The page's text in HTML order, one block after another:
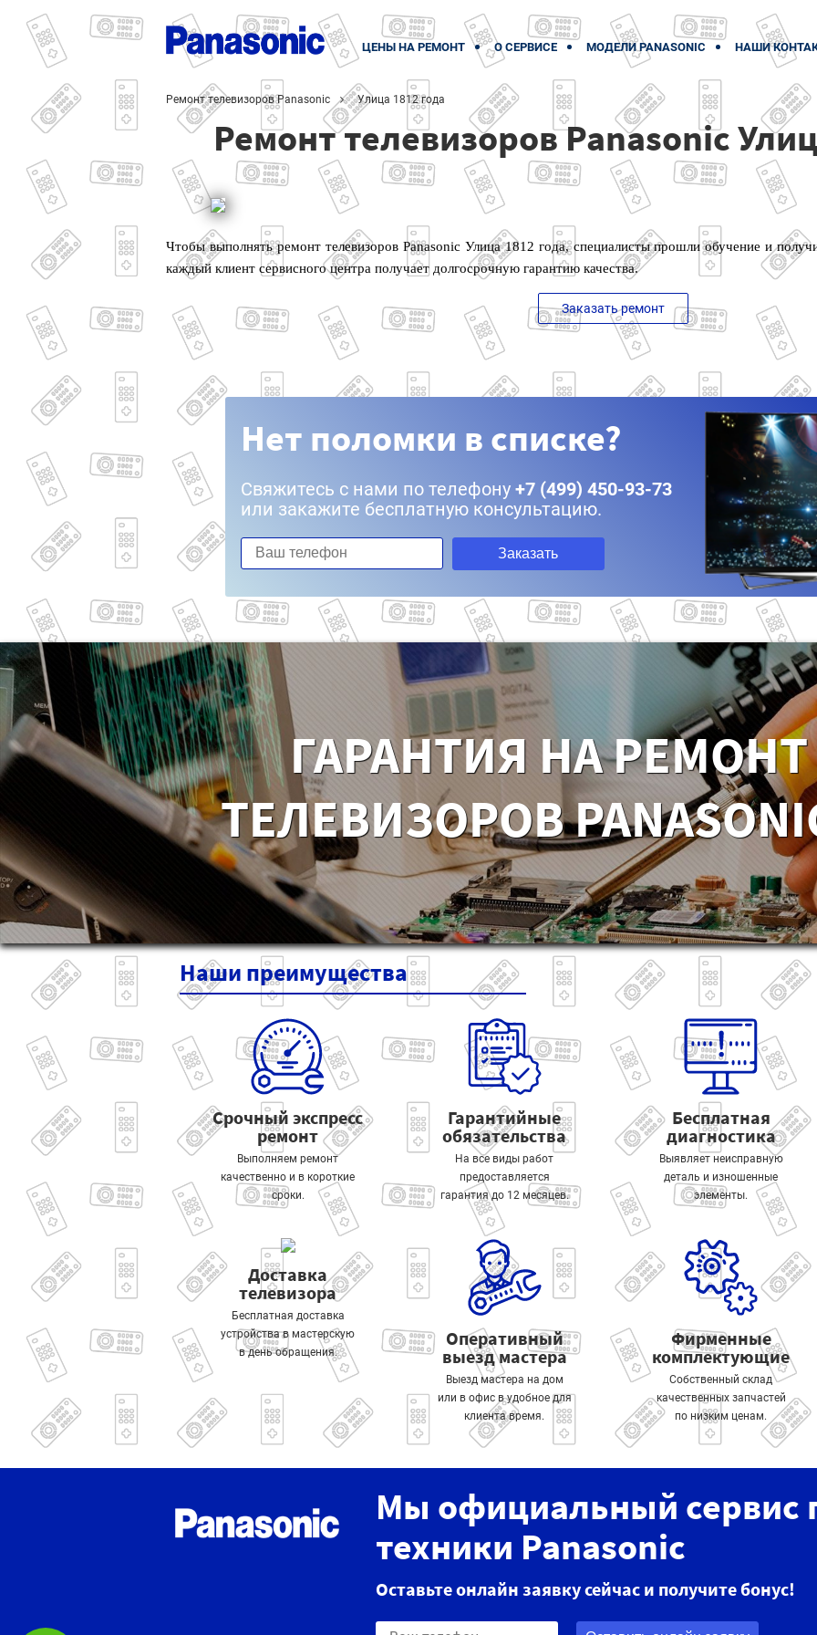
ЦЕНЫ НА РЕМОНТ О СЕРВИСЕ МОДЕЛИ PANASONIC НАШИ
Ремонт телевизоров Panasonic Улица 1812 года
Ремонт телевизоров Panasonic
Чтобы выполнять ремонт телевизоров Panasonic Улица 1812 года, специалисты прошли обучение и
каждый клиент сервисного центра получает долгосрочную гарантию качества.
Заказать ремонт
Нет поломки в списке?
Свяжитесь с нами по телефону +7 (499) 450-93-73
или закажите бесплатную консультацию.
Заказать
ГАРАНТИЯ НА РЕМОНТ
ТЕЛЕВИЗОРОВ
Наши преимущества
Срочный экспресс
ремонт
Выполняем ремонт
качественно и в короткие
сроки.
Гарантийные
обязательства
На все виды работ
предоставляется
гарантия до 12 месяцев.
Бесплатная
диагностика
Выявляет неисправную
деталь и изношенные
элементы.
Доставка
телевизора
Бесплатная доставка
устройства в мастерскую
в день обращения.
Оперативный
выезд мастера
Выезд мастера на дом
или в офис в удобное для
клиента время.
Фирменные
комплектующие
Собственный склад
качественных запчастей
по низким ценам.
Мы официальный сервис
техники Panasonic
Оставьте онлайн заявку сейчас и получите бонус!